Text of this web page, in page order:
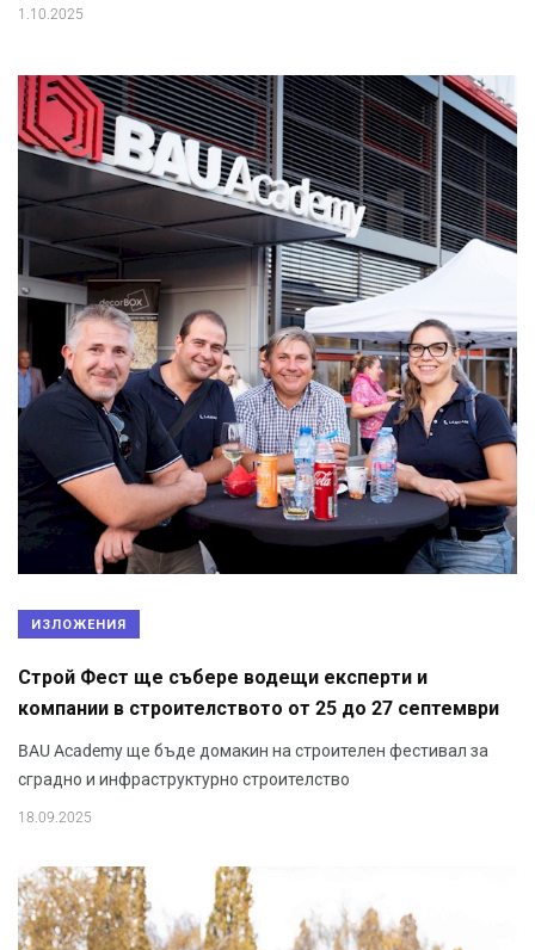
1.10.2025
ИЗЛОЖЕНИЯ
Строй Фест ще събере водещи експерти и
компании в строителството от 25 до 27 септември
BAU Academy ще бъде домакин на строителен фестивал за
сградно и инфраструктурно строителство
18.09.2025